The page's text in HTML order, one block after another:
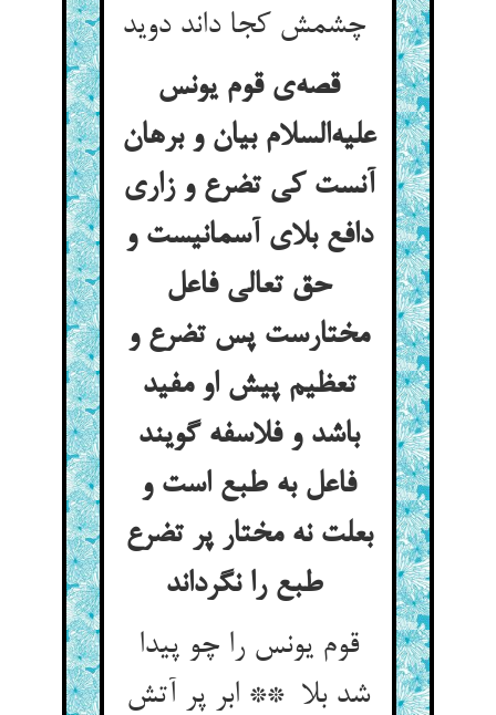
قصه‌ی قوم یونس
علیه‌السلام بیان و برهان
آنست کی تضرع و زاری
دافع بلای آسمانیست و
حق تعالی فاعل
مختارست پس تضرع و
تعظیم پیش او مفید
باشد و فلاسفه گویند
فاعل به طبع است و
بعلت نه مختار پر تضرع
طبع را نگرداند
قوم یونس را چو پیدا
شد بلا ** ابر پر آتش